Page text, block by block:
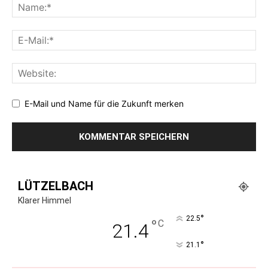
E-Mail und Name für die Zukunft merken
LÜTZELBACH
Klarer Himmel
21.4°C 22.5°
21.1 °